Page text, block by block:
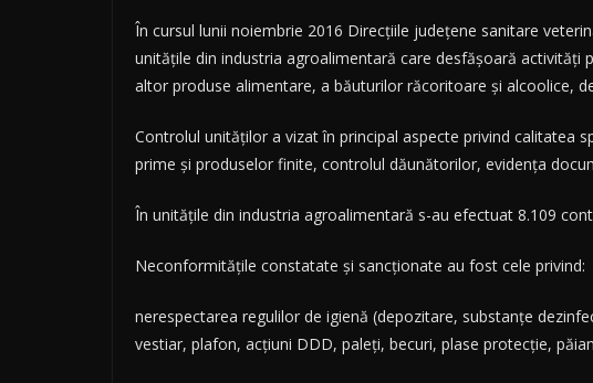
În cursul lunii noiembrie 2016 Direcțiile județene sanitare
unitățile din industria agroalimentară care desfășoară
altor produse alimentare, a băuturilor răcoritoare și alcoolice,
Controlul unităților a vizat în principal aspecte privind calitatea
prime și produselor finite, controlul dăunătorilor, evidența
În unitățile din industria agroalimentară s-au efectuat 8.109
Neconformitățile constatate și sancționate au fost cele privind:
nerespectarea regulilor de igienă (depozitare, substanțe
vestiar, plafon, acțiuni DDD, paleți, becuri, plase protecție,